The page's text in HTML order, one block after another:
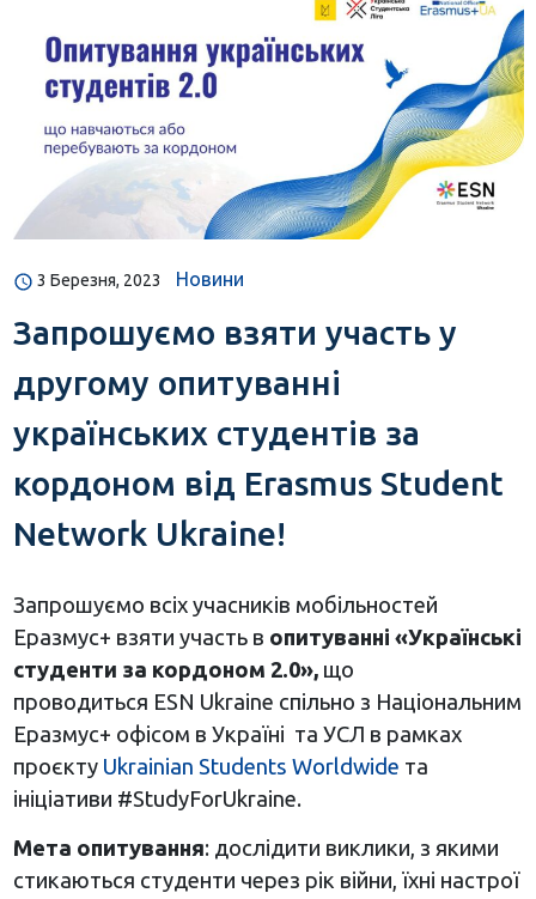
3 Березня, 2023 Новини
Запрошуємо взяти участь у
другому опитуванні
українських студентів за
кордоном від Erasmus Student
Network Ukraine!
Запрошуємо всіх учасників мобільностей
Еразмус+ взяти участь в опитуванні «Українські
студенти за кордоном 2.0», що
проводиться ESN Ukraine спільно з Національним
Еразмус+ офісом в Україні та УСЛ в рамках
проєкту Ukrainian Students Worldwide та
ініціативи #StudyForUkraine.
Мета опитування: дослідити виклики, з якими
стикаються студенти через рік війни, їхні настрої